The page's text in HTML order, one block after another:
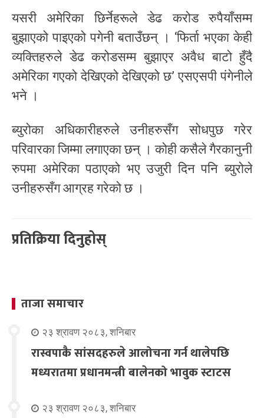
यसरी अमेरिका छिर्नेहरूले डेढ करोड रुपैयाँसम्म
बुझाएको पाइएको पगेनी बताउँछन् । ‘फिर्ता भएका केही
व्यक्तिहरुले डेढ करोडसम्म बुझाएर अवैध बाटो हुँदै
अमेरिका गएको देखिएको देखिएको छ’ एसएसपी पंगेनीले
भने ।
ब्युरोका अधिकारीहरुले उनीहरुसँग सोधपुछ गरेर
परिवारका जिम्मा लगाएका छन् । कोही कसैले गैरकानुनी
रुपमा अमेरिका पठाएको भए उजुरी दिन पनि ब्युरोले
उनीहरुसँग आग्रह गरेको छ ।
प्रतिक्रिया दिनुहोस्
ताजा समाचार
२३ श्रावण २०८३, शनिबार
रास्वपाकै सांसदहरुले आलोचना गर्न थालेपछि
मध्यरातमा प्रधानमन्त्री बालेनको भावुक स्टाटस
२३ श्रावण २०८३, शनिबार